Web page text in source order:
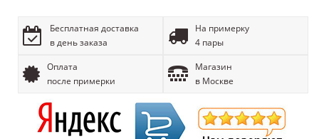
Бесплатная доставка
в день заказа
На примерку
4 пары
Оплата
после примерки
Магазин
в Москве